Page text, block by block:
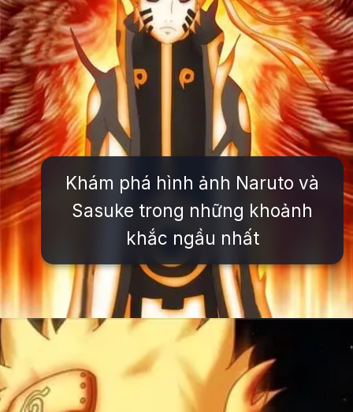
Khám phá hình ảnh Naruto và
Sasuke trong những khoảnh
khắc ngầu nhất
Đang mở https://issiloo.edu.vn/avatar-naruto